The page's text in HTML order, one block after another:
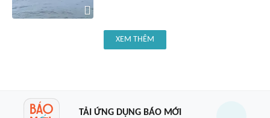
XEM THÊM
TẢI ỨNG DỤNG BÁO MỚI